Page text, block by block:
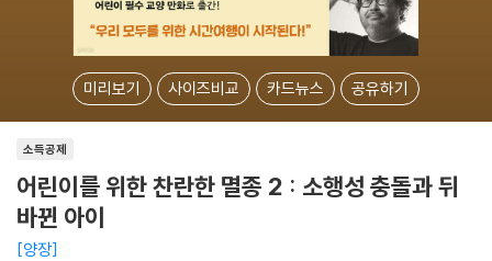
미리보기 사이즈비교 카드뉴스 공유하기
소득공제
어린이를 위한 찬란한 멸종 2 : 소행성 충돌과 뒤
바뀐 아이
양장